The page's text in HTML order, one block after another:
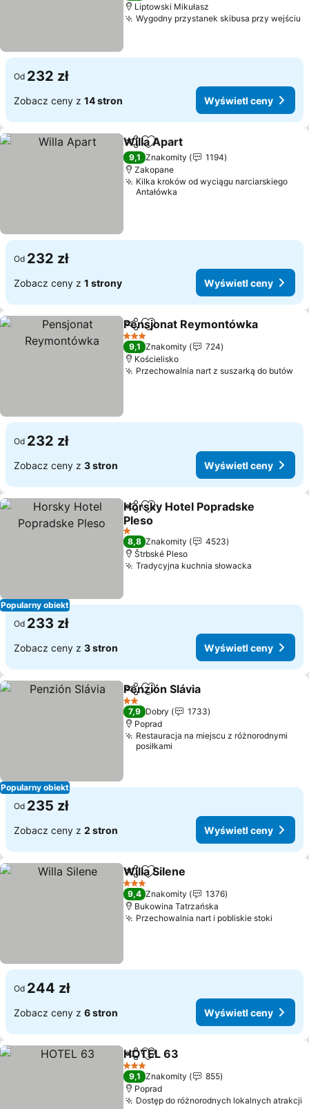
Liptowski Mikułasz
Wygodny przystanek skibusa przy wejściu
Od 232 zł
Zobacz ceny z 14 stron Wyświetl ceny
Udostępnij
Dodaj do ulubionych
Willa Apart
9,1 Znakomity
1194
Zakopane
Kilka kroków od wyciągu narciarskiego
Antałówka
Od 232 zł
Zobacz ceny z 1 strony Wyświetl ceny
Udostępnij
Dodaj do ulubionych
Pensjonat Reymontówka
3 Kategoria
9,1 Znakomity
724
Kościelisko
Przechowalnia nart z suszarką do butów
Od 232 zł
Zobacz ceny z 3 stron Wyświetl ceny
Popularny obiekt
Udostępnij
Dodaj do ulubionych
Horsky Hotel Popradske
Pleso
Wyświetl ceny
1 Kategoria
8,8 Znakomity
4523
Štrbské Pleso
Tradycyjna kuchnia słowacka
Od 233 zł
Zobacz ceny z 3 stron Wyświetl ceny
Popularny obiekt
Udostępnij
Dodaj do ulubionych
Penzión Slávia
2 Kategoria
7,9 Dobry
1733
Poprad
Restauracja na miejscu z różnorodnymi
posiłkami
Od 235 zł
Zobacz ceny z 2 stron Wyświetl ceny
Udostępnij
Dodaj do ulubionych
Willa Silene
3 Kategoria
9,4 Znakomity
1376
Bukowina Tatrzańska
Przechowalnia nart i pobliskie stoki
Od 244 zł
Zobacz ceny z 6 stron Wyświetl ceny
Udostępnij
Dodaj do ulubionych
HOTEL 63
3 Kategoria
9,1 Znakomity
855
Poprad
Dostęp do różnorodnych lokalnych atrakcji